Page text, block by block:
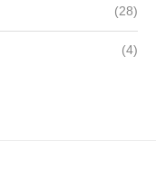
(28)
(4)